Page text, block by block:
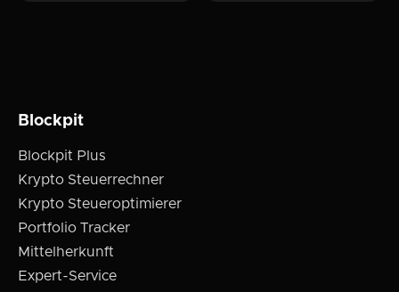
Blockpit
Blockpit Plus
Krypto Steuerrechner
Krypto Steueroptimierer
Portfolio Tracker
Mittelherkunft
Expert-Service